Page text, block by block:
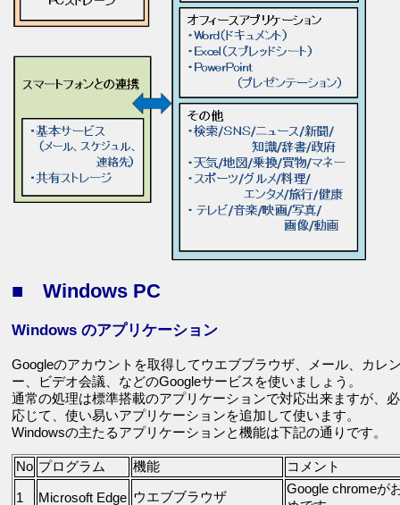
■ Windows PC
Windows のアプリケーション
Googleのアカウントを取得してウエブブラウザ、メール、カレ
ー、ビデオ会議、などのGoogleサービスを使いましょう。
通常の処理は標準搭載のアプリケーションで対応出来ますが、
応じて、使い易いアプリケーションを追加して使います。
Windowsの主たるアプリケーションと機能は下記の通りです。
No プログラム 機能 コメント
1 Microsoft Edge ウエブブラウザ
Google chromeが